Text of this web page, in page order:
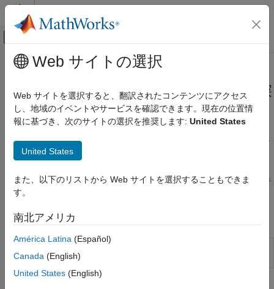
コンテンツへスキップ
オフキャンバス ナビゲーション メ
ドキュメンテーションのホーム
データのインポートと解析
データのインポートとエクスポート
ハードウェア ボードとキット
Arduino ハードウェア
カテゴリ
設定と構成
Arduino エクスプローラーを使用した
Arduino ハードウェアの対話的探索
Arduino のピンからのデータの読み取りと書
き込み
周辺装置およびプロトコル
サポート パッケージの機能の拡張
メインコンテンツ
Arduino エクスプローラーを使用し
た Arduino ハードウェアの対話的探
索
Arduino エクスプローラーで Arduino ハードウェアを設定および
制御する
ウェアを設定し、ボードからデータを読み取り、書き込み、解析
し、コードを生成します。
アプリ
ーラー
Web サイトの選択
Web サイトを選択すると、翻訳されたコンテンツにアクセス
し、地域のイベントやサービスを確認できます。現在の位置情
報に基づき、次のサイトの選択を推奨します: United States
United States
また、以下のリストから Web サイトを選択することもできま
す。
南北アメリカ
América Latina (Español)
Canada (English)
United States (English)